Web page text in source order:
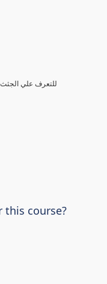
(19) تحاليل بقايا العظام وأشلاء الجثث وتحليل DNA للتعرف علي الجثث
this course?